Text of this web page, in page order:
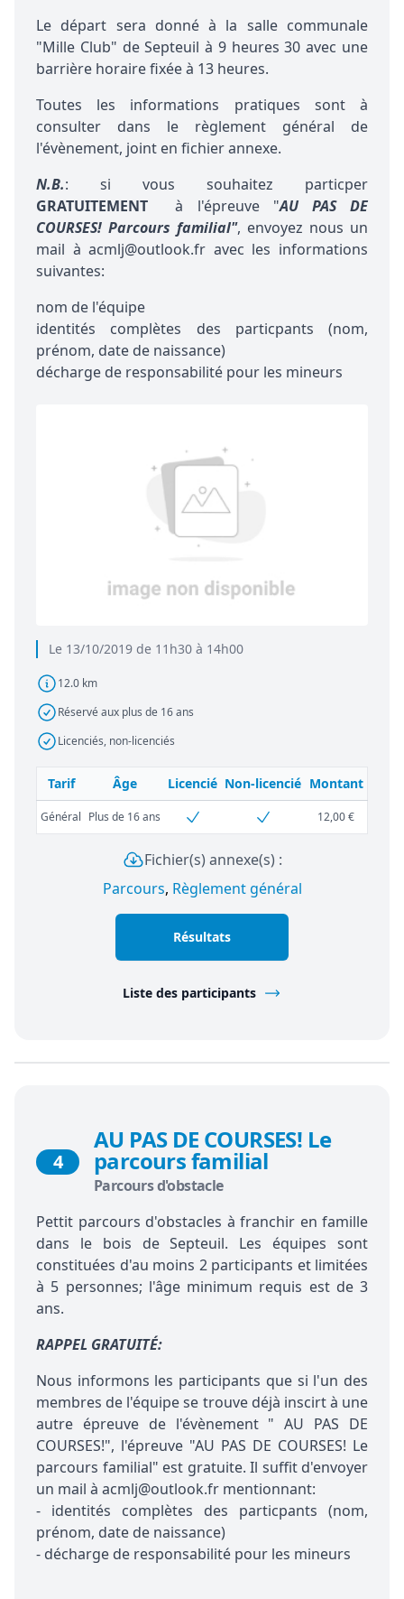
Le 13/10/2019 de 11h30 à 14h00
12.0 km
Réservé aux plus de 16 ans
Licenciés, non-licenciés
Le départ sera donné à la salle communale
"Mille Club" de Septeuil à 9 heures 30 avec une
barrière horaire fixée à 13 heures.
Toutes les informations pratiques sont à
consulter dans le règlement général de
l'évènement, joint en fichier annexe.
N.B.: si vous souhaitez particper
GRATUITEMENT à l'épreuve "AU PAS DE
COURSES! Parcours familial", envoyez nous un
mail à acmlj@outlook.fr avec les informations
suivantes:
nom de l'équipe
identités complètes des particpants (nom,
prénom, date de naissance)
décharge de responsabilité pour les mineurs
Tarif Âge Licencié Non-licencié Montant
Général Plus de 16 ans 12,00 €
Fichier(s) annexe(s) :
Parcours, Règlement général
Résultats
Liste des participants
4
AU PAS DE COURSES! Le
parcours familial
Parcours d'obstacle
Pettit parcours d'obstacles à franchir en famille
dans le bois de Septeuil. Les équipes sont
constituées d'au moins 2 participants et limitées
à 5 personnes; l'âge minimum requis est de 3
ans.
RAPPEL GRATUITÉ:
Nous informons les participants que si l'un des
membres de l'équipe se trouve déjà inscirt à une
autre épreuve de l'évènement " AU PAS DE
COURSES!", l'épreuve "AU PAS DE COURSES! Le
parcours familial" est gratuite. Il suffit d'envoyer
un mail à acmlj@outlook.fr mentionnant:
- identités complètes des particpants (nom,
prénom, date de naissance)
- décharge de responsabilité pour les mineurs